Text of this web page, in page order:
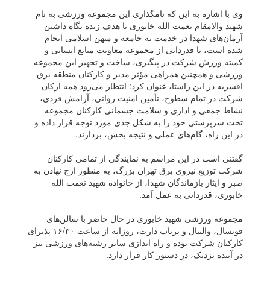
وی با اشاره به این که نامگذاری این مجموعه ورزشی به نام
شهید والامقام نعمت الله خابوری با هدف زنده نگاه داشتن
آرمان‌های شهدا در خدمت به جامعه و میهن اسلامی انجام
شده است، با قدردانی از مجموعه معاونت منابع انسانی و
کمیته ورزش شرکت در پیگیری، ساخت و تجهیز این مجموعه
ورزشی و همچنین همراهی مؤثر مدیر و کارکنان منطقه برق
افسریه در این راستا، عنوان کرد: انتظار می‌رود همه ارکان
شرکت در تمام سطوح، تأمین امنیت روانی، آرامش فردی،
نشاط جمعی و اداری و سلامت جسمانی کارکنان مجموعه
تحت سرپرستی خود را به شکل جدی مورد توجه قرار داده و
در این راه، گام‌های عملی و نتیجه بخش، بردارند.
گفتنی است در این مراسم به نمایندگی از تمامی کارکنان
شرکت توزیع نیروی برق تهران بزرگ، به منظور ارج نهادن به
صبر و ایثار بازماندگان شهدا، از خانواده شهید نعمت الله
خابوری، قدردانی به عمل آمد.
مجموعه ورزشی شهید خابوری در حال حاضر با سالن‌های
فوتسال، والیبال و پرتاب دارت، روزانه از ساعت ۱۶/۳۰ پذیرای
کارکنان شرکت بوده و راه اندازی سایر رشته‌های ورزشی نیز
در آینده نزدیک، در دستور کار قرار دارد.